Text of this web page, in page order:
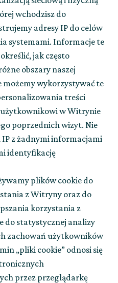
wchodzisz do
adresy IP do celów
systemami. Informacje te
jak często
obszary naszej
możemy wykorzystywać te
treści
w Witrynie
poprzednich wizyt. Nie
IP z żadnymi informacjami
identyfikację
plików cookie do
z Witryny oraz do
korzystania z
do statystycznej analizy
zachowań użytkowników
„pliki cookie” odnosi się
przez przeglądarkę